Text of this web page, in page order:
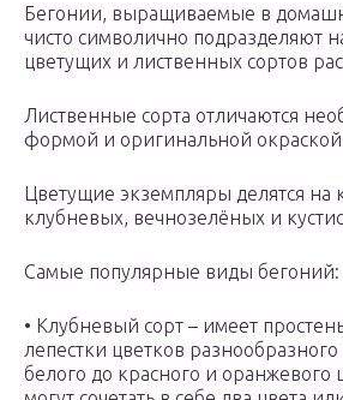
Бегонии, выращиваемые в
чисто символично подразделяют
цветущих и лиственных сортов
Лиственные сорта отличаются
формой и оригинальной окраской
Цветущие экземпляры делятся на
клубневых, вечнозелёных и
Самые популярные виды бегоний:
• Клубневый сорт – имеет
лепестки цветков
белого до красного и оранжевого